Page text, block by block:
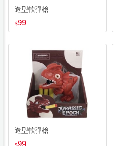
造型軟彈槍
$99
造型軟彈槍
$99